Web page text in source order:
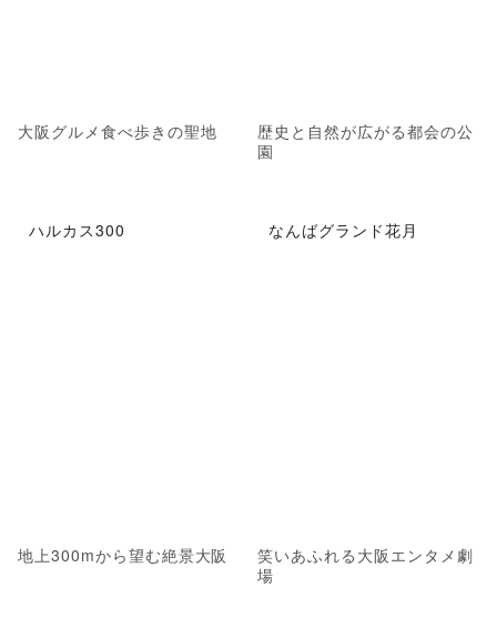
大阪グルメ食べ歩きの聖地
歴史と自然が広がる都会の公
園
ハルカス300
地上300mから望む絶景大阪
なんばグランド花月
笑いあふれる大阪エンタメ劇
場